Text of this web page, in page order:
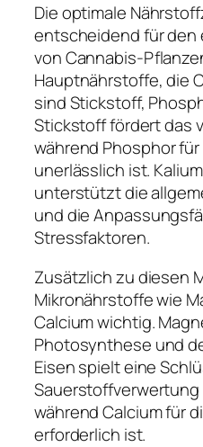
Die optimale
entscheidend für den
von Cannabis-
Hauptnährstoffe, die
sind Stickstoff,
Stickstoff fördert das
während Phosphor
unerlässlich ist.
unterstützt die
und die
Stressfaktoren.
Zusätzlich zu diesen
Mikronährstoffe wie
Calcium wichtig.
Photosynthese und
Eisen spielt eine
Sauerstoffverwertung
während Calcium für
erforderlich ist.